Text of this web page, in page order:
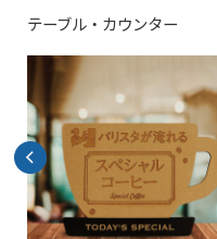
テーブル・カウンター